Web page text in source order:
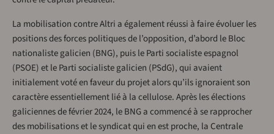
La mobilisation contre Altri a également réussi à faire évoluer les
positions des forces politiques de l’opposition, d’abord le Bloc
nationaliste galicien (BNG), puis le Parti socialiste espagnol
(PSOE) et le Parti socialiste galicien (PSdG), qui avaient
initialement voté en faveur du projet alors qu’ils ignoraient son
caractère essentiellement lié à la cellulose. Après les élections
galiciennes de février 2024, le BNG a commencé à se rapprocher
des mobilisations et le syndicat qui en est proche, la Centrale